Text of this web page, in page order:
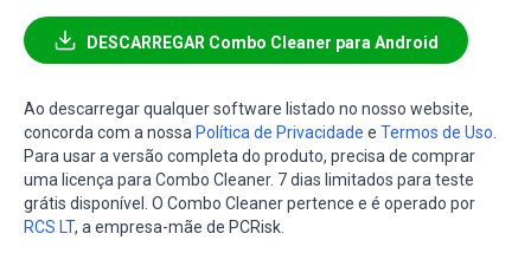
DESCARREGAR Combo Cleaner para Android
Ao descarregar qualquer software listado no nosso website,
concorda com a nossa Política de Privacidade e Termos de Uso.
Para usar a versão completa do produto, precisa de comprar
uma licença para Combo Cleaner. 7 dias limitados para teste
grátis disponível. O Combo Cleaner pertence e é operado por
RCS LT, a empresa-mãe de PCRisk.